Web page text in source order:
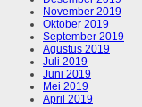
November 2019
Oktober 2019
September 2019
Agustus 2019
Juli 2019
Juni 2019
Mei 2019
April 2019